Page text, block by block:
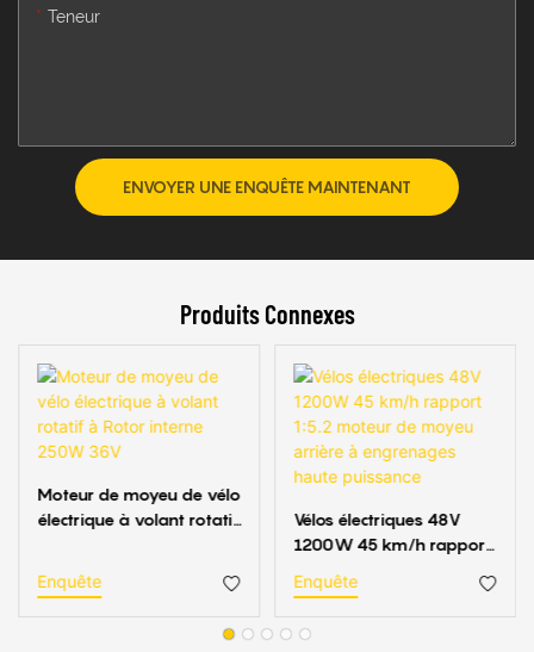
Teneur
ENVOYER UNE ENQUÊTE MAINTENANT
Produits Connexes
Moteur de moyeu de vélo
électrique à volant rotatif
Enquête
Vélos électriques 48V
1200W 45 km/h rapport
arrière à engrenages
haute puissance
Enquête